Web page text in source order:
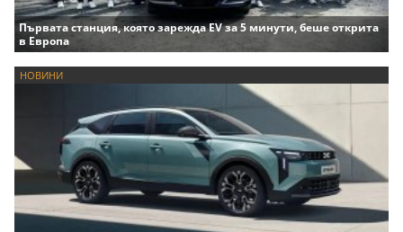
Първата станция, която зарежда EV за 5 минути, беше открита
в Европа
НОВИНИ